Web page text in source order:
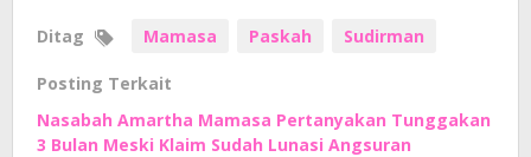
Ditag Mamasa Paskah Sudirman
Posting Terkait
Nasabah Amartha Mamasa Pertanyakan Tunggakan
3 Bulan Meski Klaim Sudah Lunasi Angsuran